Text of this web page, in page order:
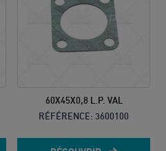
60X45X0,8 L.P. VAL
RÉFÉRENCE: 3600100